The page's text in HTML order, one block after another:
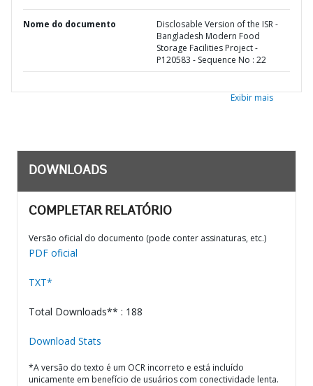
Nome do documento
Disclosable Version of the ISR -
Bangladesh Modern Food
Storage Facilities Project -
P120583 - Sequence No : 22
Exibir mais
DOWNLOADS
COMPLETAR RELATÓRIO
Versão oficial do documento (pode conter assinaturas, etc.)
PDF oficial
TXT*
Total Downloads** : 188
Download Stats
*A versão do texto é um OCR incorreto e está incluído
unicamente em benefício de usuários com conectividade lenta.